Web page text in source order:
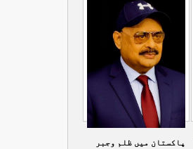
شہادت پر متحدہ قومی
پاکستان میں ظلم وجبر